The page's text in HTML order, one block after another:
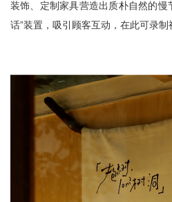
装饰、定制家具营造出质朴自然的慢
话”装置，吸引顾客互动，在此可录制